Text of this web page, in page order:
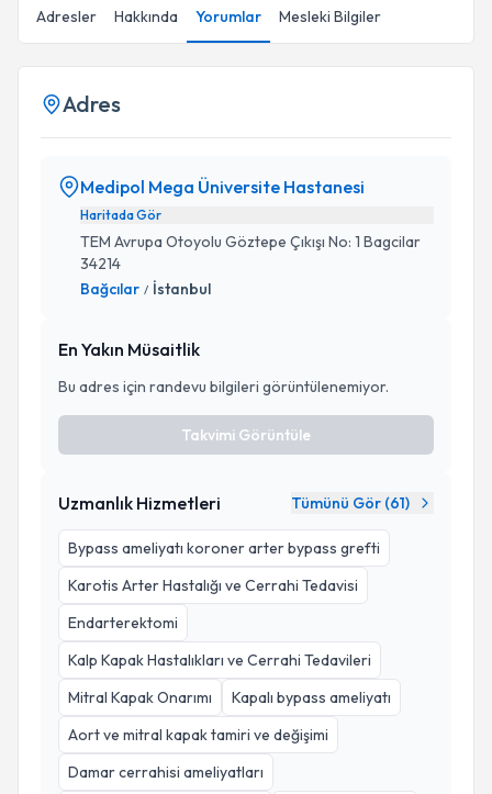
Adresler Hakkında Yorumlar Mesleki Bilgiler
Adres
Medipol Mega Üniversite Hastanesi
Haritada Gör
TEM Avrupa Otoyolu Göztepe Çıkışı No: 1 Bagcilar
34214
Bağcılar / İstanbul
En Yakın Müsaitlik
Bu adres için randevu bilgileri görüntülenemiyor.
Takvimi Görüntüle
Uzmanlık Hizmetleri Tümünü Gör (61)
Bypass ameliyatı koroner arter bypass grefti
Karotis Arter Hastalığı ve Cerrahi Tedavisi
Endarterektomi
Kalp Kapak Hastalıkları ve Cerrahi Tedavileri
Mitral Kapak Onarımı
Kapalı bypass ameliyatı
Aort ve mitral kapak tamiri ve değişimi
Damar cerrahisi ameliyatları